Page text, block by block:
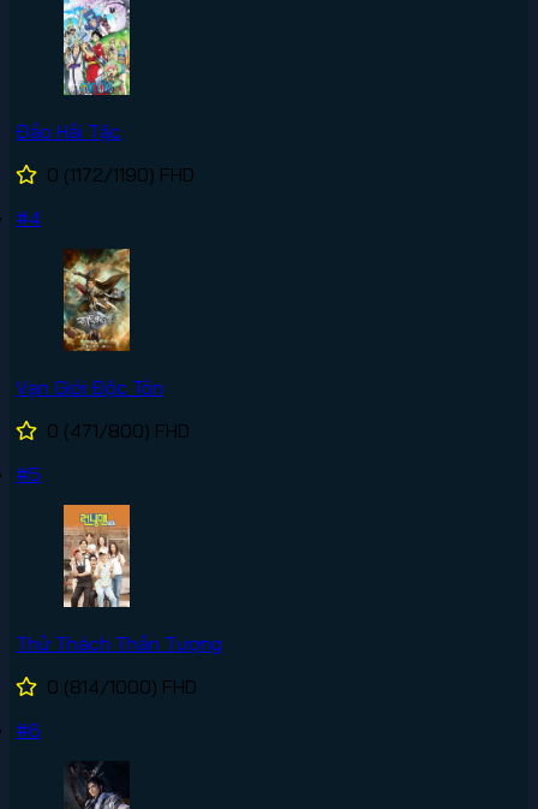
Đảo Hải Tặc
0 (1172/1190) FHD
#4
Vạn Giới Độc Tôn
0 (471/800) FHD
#5
Thử Thách Thần Tượng
0 (814/1000) FHD
#6